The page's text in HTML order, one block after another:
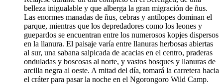
belleza inigualable y que alberga la gran migración de ñus.
Las enormes manadas de ñus, cebras y antílopes dominan el
parque, mientras que los depredadores como los leones y
guepardos se encuentran entre los numerosos kopjes dispersos
en la llanura. El paisaje varía entre llanuras herbosas abiertas
al sur, una sabana salpicada de acacias en el centro, praderas
onduladas y boscosas al norte, y vastos bosques y llanuras de
arcilla negra al oeste. A mitad del día, tomará la carretera hacia
el cráter para pasar la noche en el Ngorongoro Wild Camp.